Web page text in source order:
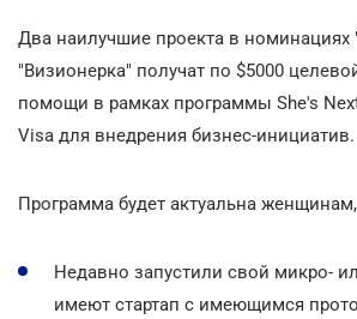
Два наилучшие проекта в номинациях
"Визионерка" получат по $5000
помощи в рамках программы She's
Visa для внедрения бизнес-инициатив.
Программа будет актуальна
Недавно запустили свой микро-
имеют стартап с имеющимся